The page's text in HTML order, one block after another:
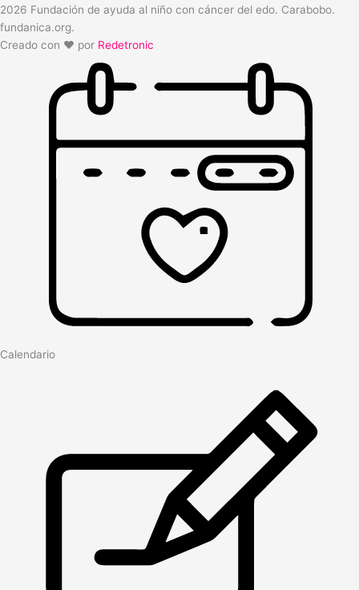
2026 Fundación de ayuda al niño con cáncer del edo. Carabobo.
fundanica.org.
Creado con ❤️ por Redetronic
Calendario